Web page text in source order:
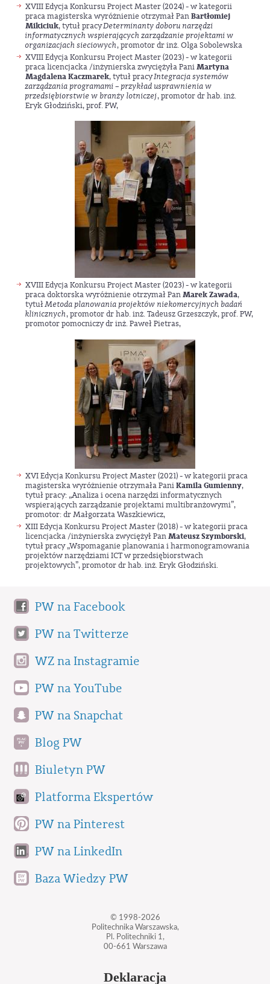
XVIII Edycja Konkursu Project Master (2024) - w kategorii
praca magisterska wyróżnienie otrzymał PanBartłomiej
Mikiciuk, tytuł pracyDeterminanty doboru narzędzi
informatycznych wspierających zarządzanie projektami w
organizacjach sieciowych, promotor dr inż. Olga Sobolewska
XVIII Edycja Konkursu Project Master (2023) - w kategorii
praca licencjacka /inżynierska zwyciężyła PaniMartyna
Magdalena Kaczmarek, tytuł pracyIntegracja systemów
zarządzania programami – przykład usprawnienia w
przedsiębiorstwie w branży lotniczej, promotor dr hab. inż.
Eryk Głodziński, prof. PW,
XVIII Edycja Konkursu Project Master (2023) - w kategorii
praca doktorska wyróżnienie otrzymał PanMarek Zawada,
tytułMetoda planowania projektów niekomercyjnych badań
klinicznych, promotor dr hab. inż. Tadeusz Grzeszczyk, prof. PW,
promotor pomocniczy dr inż. Paweł Pietras,
XVI Edycja Konkursu Project Master (2021) - w kategorii praca
magisterska wyróżnienie otrzymała PaniKamila Gumienny,
tytuł pracy: „Analiza i ocena narzędzi informatycznych
wspierających zarządzanie projektami multibranżowymi”,
promotor: dr Małgorzata Waszkiewicz,
XIII Edycja Konkursu Project Master (2018) - w kategorii praca
licencjacka /inżynierska zwyciężył PanMateusz Szymborski,
tytuł pracy „Wspomaganie planowania i harmonogramowania
projektów narzędziami ICT w przedsiębiorstwach
projektowych”, promotor dr hab. inż. Eryk Głodziński.
PW na Facebook
PW na Twitterze
WZ na Instagramie
PW na YouTube
PW na Snapchat
Blog PW
Biuletyn PW
Platforma Ekspertów
PW na Pinterest
PW na LinkedIn
Baza Wiedzy PW
© 1998-2026
Politechnika Warszawska,
Pl. Politechniki 1,
00-661 Warszawa
Deklaracja